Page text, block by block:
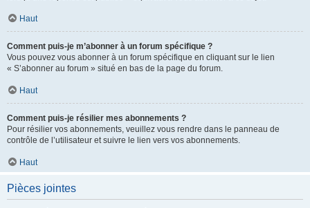
Haut
Comment puis-je m’abonner à un forum spécifique ?
Vous pouvez vous abonner à un forum spécifique en cliquant sur le lien
« S’abonner au forum » situé en bas de la page du forum.
Haut
Comment puis-je résilier mes abonnements ?
Pour résilier vos abonnements, veuillez vous rendre dans le panneau de
contrôle de l’utilisateur et suivre le lien vers vos abonnements.
Haut
Pièces jointes